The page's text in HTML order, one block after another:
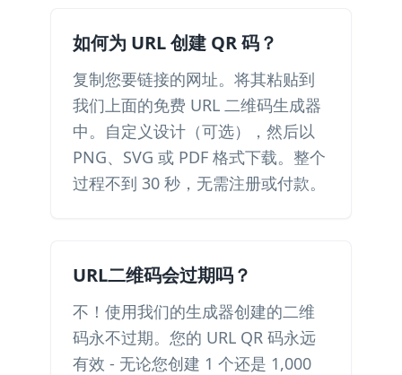
如何为 URL 创建 QR 码？
复制您要链接的网址。将其粘贴到
我们上面的免费 URL 二维码生成器
中。自定义设计（可选），然后以
PNG、SVG 或 PDF 格式下载。整个
过程不到 30 秒，无需注册或付款。
URL二维码会过期吗？
不！使用我们的生成器创建的二维
码永不过期。您的 URL QR 码永远
有效 - 无论您创建 1 个还是 1,000